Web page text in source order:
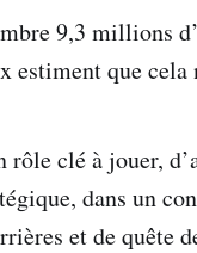
9,3 millions
estiment que
rôle clé à jouer,
dans un
et de quête